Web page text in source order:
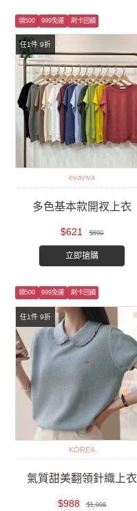
任1件 9折
領500 999免運 刷卡回饋
evaviva
多色基本款開衩上衣
$621 $690
立即搶購
任1件 9折
領500 999免運 刷卡回饋
KOREA
氣質甜美翻領針織上衣
$988 $1,098